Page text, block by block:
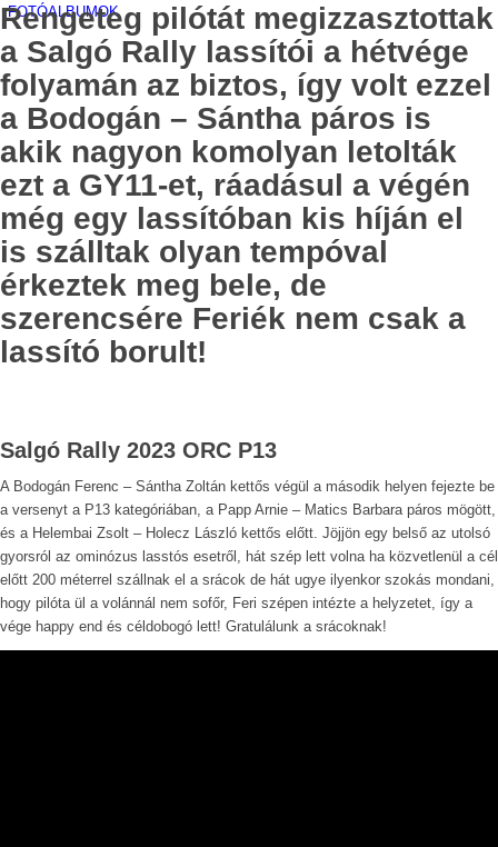
FOTÓALBUMOK
Rengeteg pilótát megizzasztottak
a Salgó Rally lassítói a hétvége
folyamán az biztos, így volt ezzel
a Bodogán – Sántha páros is
akik nagyon komolyan letolták
ezt a GY11-et, ráadásul a végén
még egy lassítóban kis híján el
is szálltak olyan tempóval
érkeztek meg bele, de
szerencsére Feriék nem csak a
lassító borult!
Salgó Rally 2023 ORC P13
A Bodogán Ferenc – Sántha Zoltán kettős végül a második helyen fejezte be
a versenyt a P13 kategóriában, a Papp Arnie – Matics Barbara páros mögött,
és a Helembai Zsolt – Holecz László kettős előtt. Jöjjön egy belső az utolsó
gyorsról az ominózus lasstós esetről, hát szép lett volna ha közvetlenül a cél
előtt 200 méterrel szállnak el a srácok de hát ugye ilyenkor szokás mondani,
hogy pilóta ül a volánnál nem sofőr, Feri szépen intézte a helyzetet, így a
vége happy end és céldobogó lett! Gratulálunk a srácoknak!